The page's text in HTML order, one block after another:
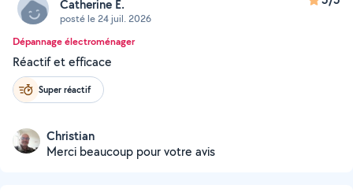
Catherine E.
posté le 24 juil. 2026
Dépannage électroménager
Réactif et efficace
Super réactif
Christian
Merci beaucoup pour votre avis